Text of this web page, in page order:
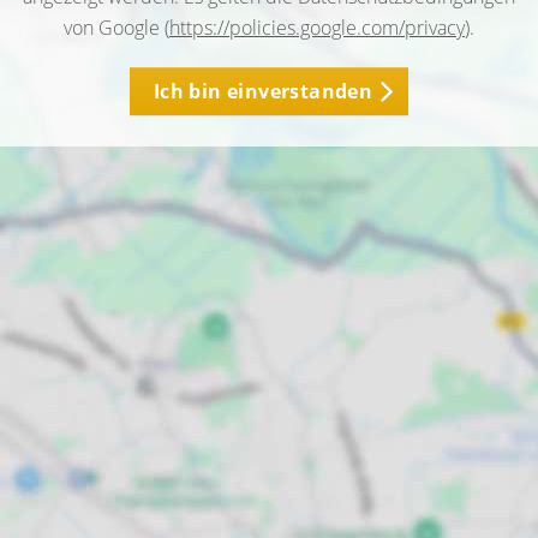
von Google (https://policies.google.com/privacy).
Ich bin einverstanden